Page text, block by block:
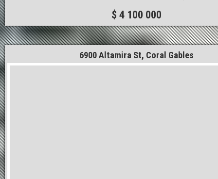
$ 4 100 000
6900 Altamira St, Coral Gables